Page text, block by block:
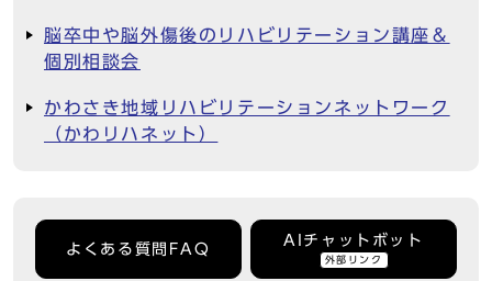
脳卒中や脳外傷後のリハビリテーション講座＆
個別相談会
かわさき地域リハビリテーションネットワーク
（かわリハネット）
よくある質問FAQ
AIチャットボット
外部リンク